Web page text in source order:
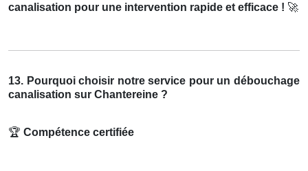
canalisation pour une intervention rapide et efficace ! 🚀
13. Pourquoi choisir notre service pour un débouchage
canalisation sur Chantereine ?
🏆 Compétence certifiée